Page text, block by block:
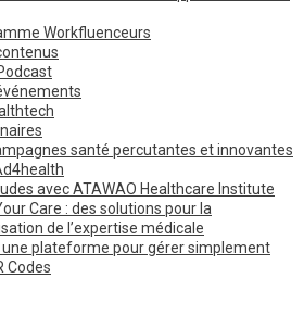
Workfluenceurs
santé percutantes et innovantes
avec ATAWAO Healthcare Institute
Care : des solutions pour la
de l’expertise médicale
: une plateforme pour gérer simplement
Codes